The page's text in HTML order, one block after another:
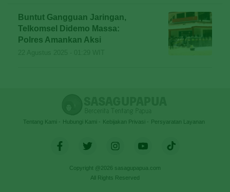
Buntut Gangguan Jaringan,
Telkomsel Didemo Massa:
Polres Amankan Aksi
Tentang Kami Hubungi Kami Kebijakan Privasi Persyaratan Layanan
Copyright @2026 sasagupapua.com
All Rights Reserved